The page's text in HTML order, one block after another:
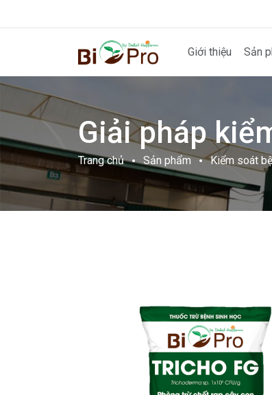
Giới thiệu Sản
Giải pháp
Trang chủ Sản phẩm Kiểm soát